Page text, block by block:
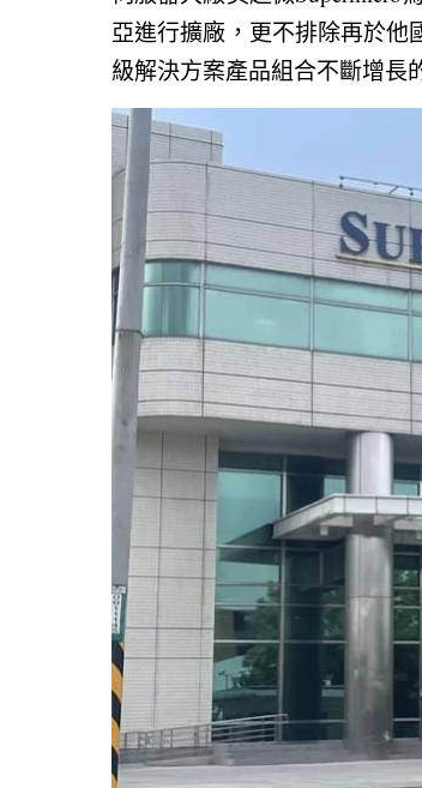
亞進行擴廠，更不排除再於他
級解決方案產品組合不斷增長